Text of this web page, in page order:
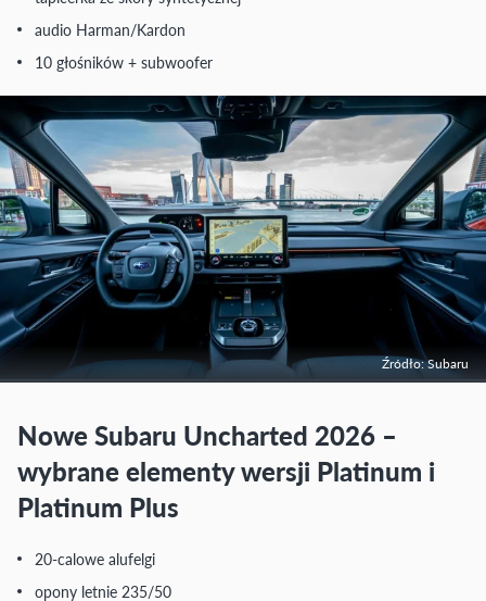
audio Harman/Kardon
10 głośników + subwoofer
Źródło: Subaru
Nowe Subaru Uncharted 2026 –
wybrane elementy wersji Platinum i
Platinum Plus
20-calowe alufelgi
opony letnie 235/50